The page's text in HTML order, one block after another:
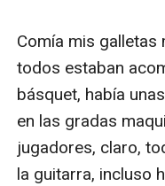
Comía mis galletas
todos estaban
básquet, había
en las gradas
jugadores, claro,
la guitarra, incluso